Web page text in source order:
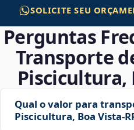
SOLICITE SEU
Perguntas
Transporte
Piscicultura,
Qual o valor para
Piscicultura, Boa